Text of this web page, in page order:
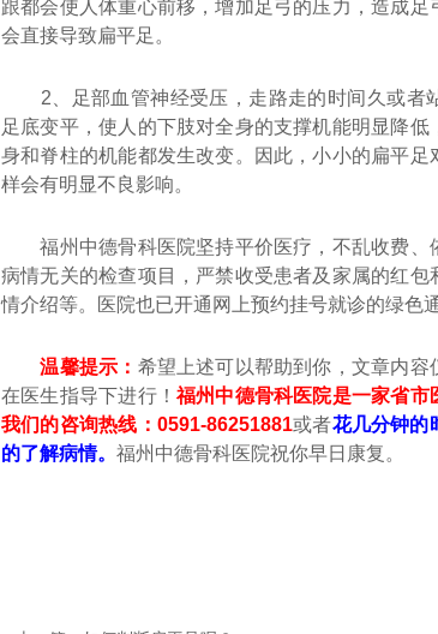
跟都会使人体重心前移，增加足弓的压力，造成足
会直接导致扁平足。
2、足部血管神经受压，走路走的时间久或者
足底变平，使人的下肢对全身的支撑机能明显降
身和脊柱的机能都发生改变。因此，小小的扁平
样会有明显不良影响。
福州中德骨科医院坚持平价医疗，不乱收费、
病情无关的检查项目，严禁收受患者及家属的红
情介绍等。医院也已开通网上预约挂号就诊的绿色
温馨提示： 希望上述可以帮助到你，文章内容
在医生指导下进行！福州中德骨科医院是一家省
我们的咨询热线：0591-86251881或者花几分钟的
的了解病情。 福州中德骨科医院祝你早日康复。